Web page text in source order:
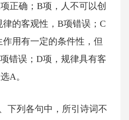
正确；B项，人不可以创
的客观性，B项错误；C
用有一定的条件性，但
错误；D项，规律具有客
A。
下列各句中，所引诗词不